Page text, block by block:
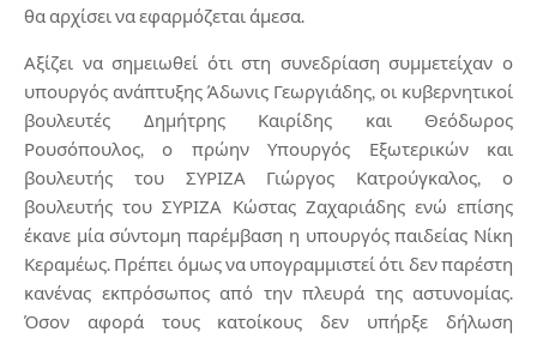
θα αρχίσει να εφαρμόζεται άμεσα.
Αξίζει να σημειωθεί ότι στη συνεδρίαση συμμετείχαν ο
υπουργός ανάπτυξης Άδωνις Γεωργιάδης, οι κυβερνητικοί
βουλευτές Δημήτρης Καιρίδης και Θεόδωρος
Ρουσόπουλος, ο πρώην Υπουργός Εξωτερικών και
βουλευτής του ΣΥΡΙΖΑ Γιώργος Κατρούγκαλος, ο
βουλευτής του ΣΥΡΙΖΑ Κώστας Ζαχαριάδης ενώ επίσης
έκανε μία σύντομη παρέμβαση η υπουργός παιδείας Νίκη
Κεραμέως. Πρέπει όμως να υπογραμμιστεί ότι δεν παρέστη
κανένας εκπρόσωπος από την πλευρά της αστυνομίας.
Όσον αφορά τους κατοίκους δεν υπήρξε δήλωση